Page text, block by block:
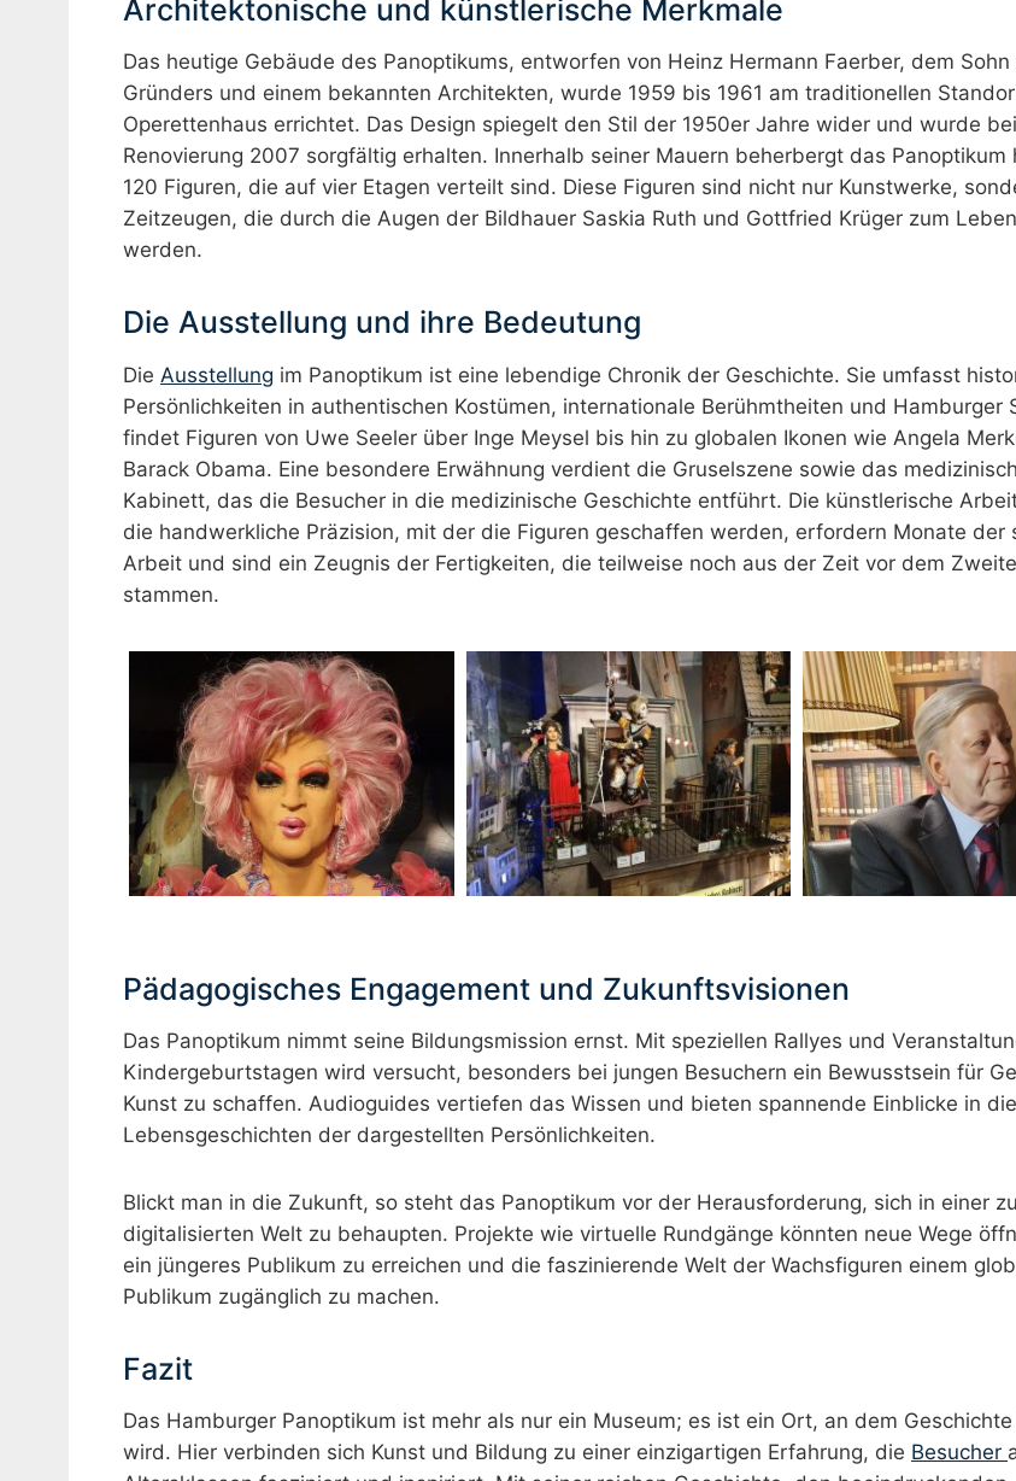
Architektonische und künstlerische Merkmale
Das heutige Gebäude des Panoptikums, entworfen von Heinz Hermann Faerber, dem Sohn
Gründers und einem bekannten Architekten, wurde 1959 bis 1961 am traditionellen
Operettenhaus errichtet. Das Design spiegelt den Stil der 1950er Jahre wider und wurde
Renovierung 2007 sorgfältig erhalten. Innerhalb seiner Mauern beherbergt das Panoptikum
120 Figuren, die auf vier Etagen verteilt sind. Diese Figuren sind nicht nur Kunstwerke,
Zeitzeugen, die durch die Augen der Bildhauer Saskia Ruth und Gottfried Krüger zum
werden.
Die Ausstellung und ihre Bedeutung
Die Ausstellung im Panoptikum ist eine lebendige Chronik der Geschichte. Sie umfasst
Persönlichkeiten in authentischen Kostümen, internationale Berühmtheiten und Hamburger
findet Figuren von Uwe Seeler über Inge Meysel bis hin zu globalen Ikonen wie Angela
Barack Obama. Eine besondere Erwähnung verdient die Gruselszene sowie das
Kabinett, das die Besucher in die medizinische Geschichte entführt. Die künstlerische
die handwerkliche Präzision, mit der die Figuren geschaffen werden, erfordern Monate der
Arbeit und sind ein Zeugnis der Fertigkeiten, die teilweise noch aus der Zeit vor dem
stammen.
Pädagogisches Engagement und Zukunftsvisionen
Das Panoptikum nimmt seine Bildungsmission ernst. Mit speziellen Rallyes und
Kindergeburtstagen wird versucht, besonders bei jungen Besuchern ein Bewusstsein für
Kunst zu schaffen. Audioguides vertiefen das Wissen und bieten spannende Einblicke in die
Lebensgeschichten der dargestellten Persönlichkeiten.
Blickt man in die Zukunft, so steht das Panoptikum vor der Herausforderung, sich in einer
digitalisierten Welt zu behaupten. Projekte wie virtuelle Rundgänge könnten neue Wege
ein jüngeres Publikum zu erreichen und die faszinierende Welt der Wachsfiguren einem
Publikum zugänglich zu machen.
Fazit
Das Hamburger Panoptikum ist mehr als nur ein Museum; es ist ein Ort, an dem
wird. Hier verbinden sich Kunst und Bildung zu einer einzigartigen Erfahrung, die Besucher